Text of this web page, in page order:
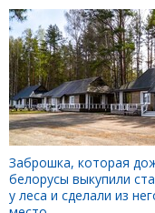
Заброшка, которая
белорусы выкупили
у леса и сделали из